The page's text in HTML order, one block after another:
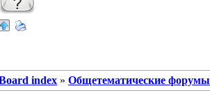
index » Общетематические форумы